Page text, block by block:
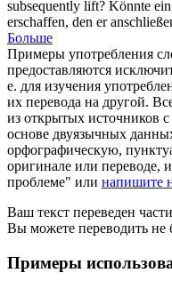
subsequently lift? Könnte ein
erschaffen, den er
Больше
Примеры употребления
предоставляются
е. для изучения
их перевода на другой.
из открытых источников
основе двуязычных
орфографическую,
оригинале или переводе,
проблеме" или напишите
Ваш текст переведен
Вы можете переводить не
Примеры